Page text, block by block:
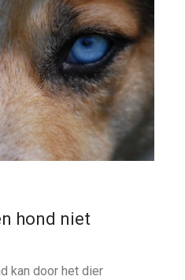
hond niet
kan door het dier